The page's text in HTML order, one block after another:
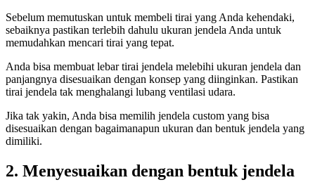
Sebelum memutuskan untuk membeli tirai yang Anda kehendaki,
sebaiknya pastikan terlebih dahulu ukuran jendela Anda untuk
memudahkan mencari tirai yang tepat.
Anda bisa membuat lebar tirai jendela melebihi ukuran jendela dan
panjangnya disesuaikan dengan konsep yang diinginkan. Pastikan
tirai jendela tak menghalangi lubang ventilasi udara.
Jika tak yakin, Anda bisa memilih jendela custom yang bisa
disesuaikan dengan bagaimanapun ukuran dan bentuk jendela yang
dimiliki.
2. Menyesuaikan dengan bentuk jendela